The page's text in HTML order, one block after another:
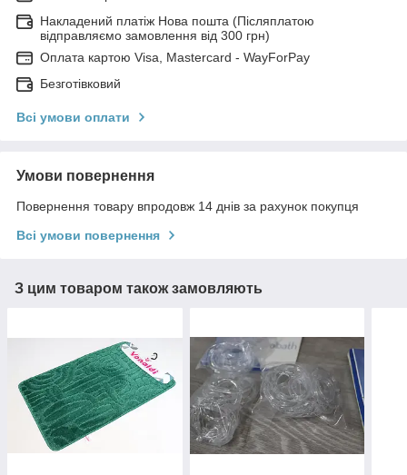
Накладений платіж Нова пошта (Післяплатою
відправляємо замовлення від 300 грн)
Оплата картою Visa, Mastercard - WayForPay
Безготівковий
Всі умови оплати
Умови повернення
Повернення товару впродовж 14 днів за рахунок покупця
Всі умови повернення
З цим товаром також замовляють